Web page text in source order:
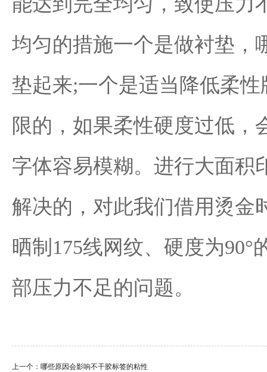
均匀的措施一个是做衬垫，
垫起来;一个是适当降低柔
限的，如果柔性硬度过低，
字体容易模糊。进行大面积
解决的，对此我们借用烫金
晒制175线网纹、硬度为
部压力不足的问题。
上一个： 哪些原因会影响不干胶标签的粘性